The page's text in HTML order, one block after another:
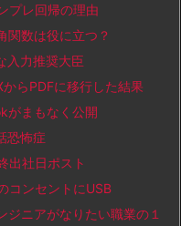
レ回帰の理由
数は役に立つ？
力推奨大臣
らPDFに移行した結果
まもなく公開
恐怖症
社日ポスト
ンセントにUSB
ニアがなりたい職業の１